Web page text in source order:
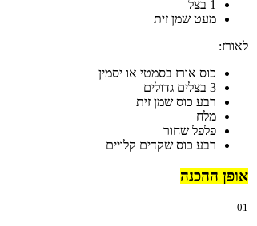
1 בצל
מעט שמן זית
לאורז:
כוס אורז בסמטי או יסמין
3 בצלים גדולים
רבע כוס שמן זית
מלח
פלפל שחור
רבע כוס שקדים קלויים
אופן ההכנה
01